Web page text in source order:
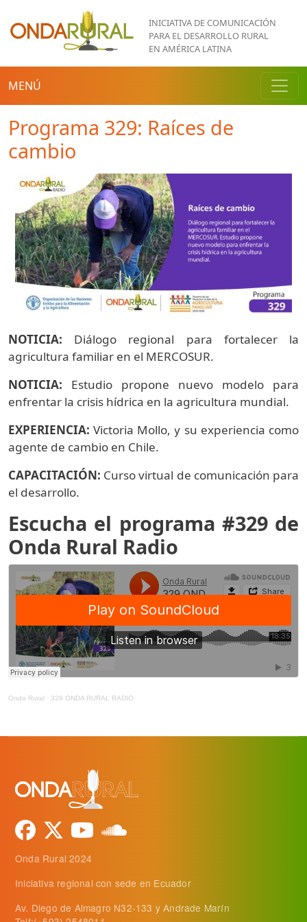
Pasar al contenido principal
INICIATIVA DE COMUNICACIÓN
PARA EL DESARROLLO RURAL
EN AMÉRICA LATINA
MENÚ
Programa 329: Raíces de
cambio
NOTICIA: Diálogo regional para fortalecer la
agricultura familiar en el MERCOSUR.
NOTICIA: Estudio propone nuevo modelo para
enfrentar la crisis hídrica en la agricultura mundial.
EXPERIENCIA: Victoria Mollo, y su experiencia como
agente de cambio en Chile.
CAPACITACIÓN: Curso virtual de comunicación para
el desarrollo.
Escucha el programa #329 de
Onda Rural Radio
Onda Rural · 329 ONDA RURAL RADIO
Onda Rural 2024
Iniciativa regional con sede en Ecuador
Av. Diego de Almagro N32-133 y Andrade Marín